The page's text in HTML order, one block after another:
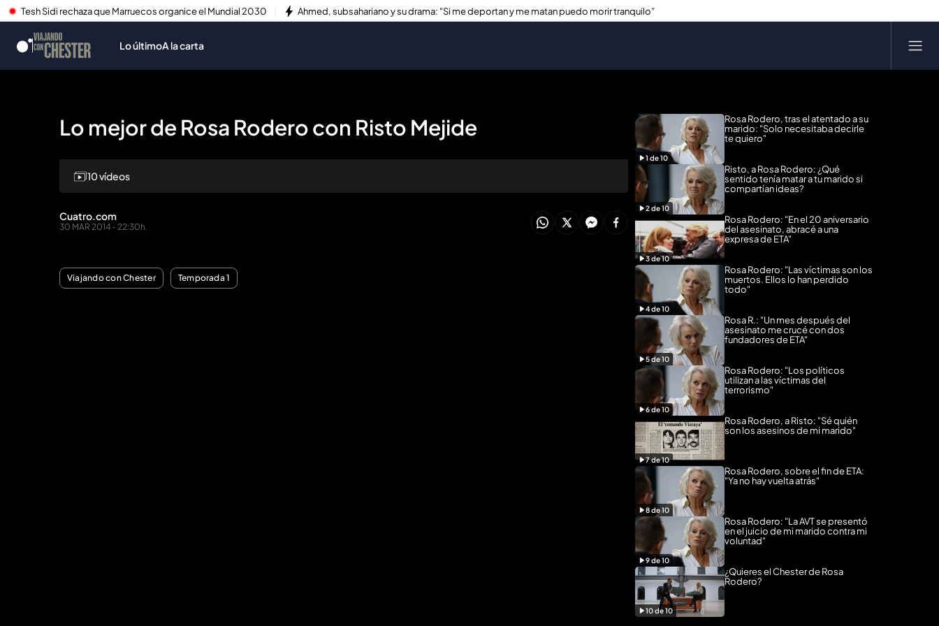
Tesh Sidi rechaza que Marruecos organice el Mundial 2030 Ahmed, subsahariano y su drama: "Si me deportan y me matan puedo morir tranquilo”
Lo últimoA la carta
Lo mejor de Rosa Rodero con Risto Mejide
Reproducir todo
10 vídeos
Cuatro.com
30 MAR 2014 - 22:30h.
Viajando con Chester Temporada 1
1 de10
Rosa Rodero, tras el atentado a su
marido: "Solo necesitaba decirle
te quiero"
2de10
Risto, a Rosa Rodero: ¿Qué
sentido tenía matar a tu marido si
compartían ideas?
3de10
Rosa Rodero: "En el 20 aniversario
del asesinato, abracé a una
expresa de ETA"
4de10
Rosa Rodero: "Las víctimas son los
muertos. Ellos lo han perdido
todo"
5de10
Rosa R.: "Un mes después del
asesinato me crucé con dos
fundadores de ETA"
6de10
Rosa Rodero: "Los políticos
utilizan a las víctimas del
terrorismo"
7de10
Rosa Rodero, a Risto: "Sé quién
son los asesinos de mi marido"
8de10
Rosa Rodero, sobre el fin de ETA:
"Ya no hay vuelta atrás"
9de10
Rosa Rodero: "La AVT se presentó
en el juicio de mi marido contra mi
voluntad"
10de10
¿Quieres el Chester de Rosa
Rodero?